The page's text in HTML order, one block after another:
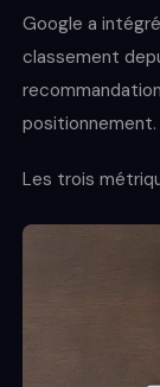
Google a
classement
positionnement.
Les trois